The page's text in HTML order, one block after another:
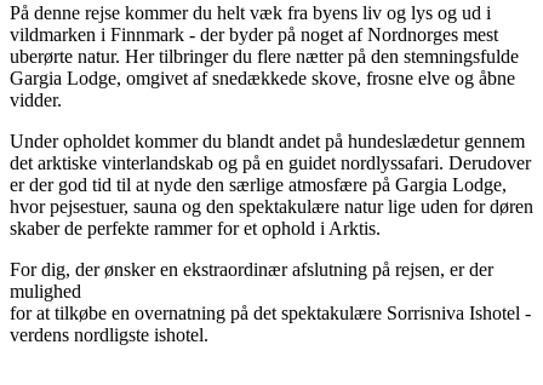
På denne rejse kommer du helt væk fra byens liv og lys og ud i
vildmarken i Finnmark - der byder på noget af Nordnorges mest
uberørte natur. Her tilbringer du flere nætter på den stemningsfulde
Gargia Lodge, omgivet af snedækkede skove, frosne elve og åbne
vidder.
Under opholdet kommer du blandt andet på hundeslædetur gennem
det arktiske vinterlandskab og på en guidet nordlyssafari. Derudover
er der god tid til at nyde den særlige atmosfære på Gargia Lodge,
hvor pejsestuer, sauna og den spektakulære natur lige uden for døren
skaber de perfekte rammer for et ophold i Arktis.
For dig, der ønsker en ekstraordinær afslutning på rejsen, er der
mulighed
for at tilkøbe en overnatning på det spektakulære Sorrisniva Ishotel -
verdens nordligste ishotel.